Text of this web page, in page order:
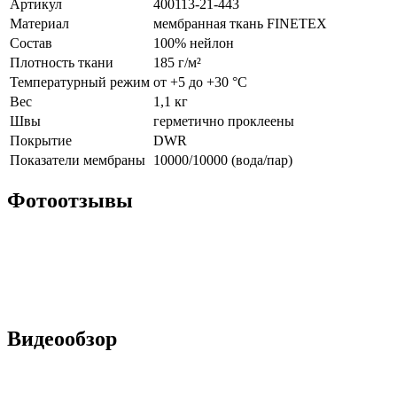
Артикул
400113-21-443
Материал
мембранная ткань FINETEX
Состав
100% нейлон
Плотность ткани
185 г/м²
Температурный режим от +5 до +30 °С
Вес
1,1 кг
Швы
герметично проклеены
Покрытие
DWR
Показатели мембраны 10000/10000 (вода/пар)
Фотоотзывы
Видеообзор